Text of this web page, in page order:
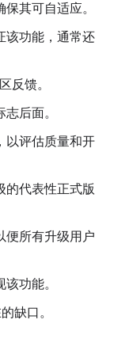
其可自适应。
该功能，通常还
反馈。
后面。
以评估质量和开
的代表性正式版
便所有升级用户
功能。
缺口。